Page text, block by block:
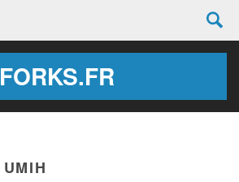
FORKS.FR
UMIH